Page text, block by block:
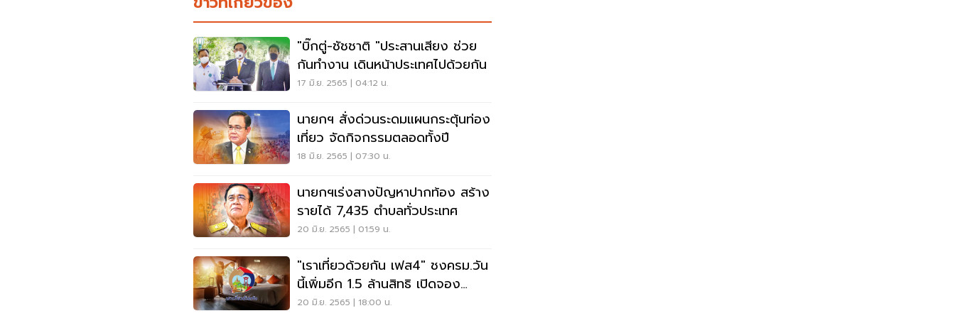
"บิ๊กตู่-ชัชชาติ "ประสานเสียง ช่วย
กันทำงาน เดินหน้าประเทศไปด้วยกัน
17 มิ.ย. 2565 | 04:12 น.
นายกฯ สั่งด่วนระดมแผนกระตุ้นท่อง
เที่ยว จัดกิจกรรมตลอดทั้งปี
18 มิ.ย. 2565 | 07:30 น.
นายกฯเร่งสางปัญหาปากท้อง สร้าง
รายได้ 7,435 ตำบลทั่วประเทศ
20 มิ.ย. 2565 | 01:59 น.
"เราเที่ยวด้วยกัน เฟส4" ชงครม.วัน
นี้เพิ่มอีก 1.5 ล้านสิทธิ เปิดจอง
1ก.ค.นี้
20 มิ.ย. 2565 | 18:00 น.